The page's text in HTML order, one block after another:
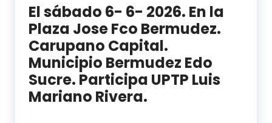
El sábado 6- 6- 2026. En la
Plaza Jose Fco Bermudez.
Carupano Capital.
Municipio Bermudez Edo
Sucre. Participa UPTP Luis
Mariano Rivera.